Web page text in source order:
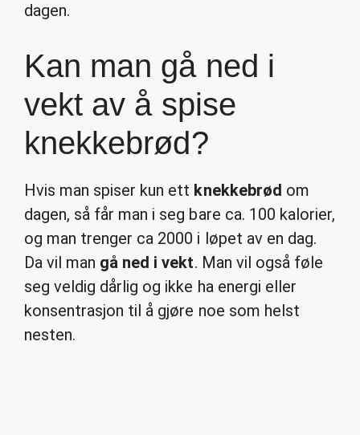
dagen.
Kan man gå ned i
vekt av å spise
knekkebrød?
Hvis man spiser kun ett knekkebrød om
dagen, så får man i seg bare ca. 100 kalorier,
og man trenger ca 2000 i løpet av en dag.
Da vil man gå ned i vekt. Man vil også føle
seg veldig dårlig og ikke ha energi eller
konsentrasjon til å gjøre noe som helst
nesten.